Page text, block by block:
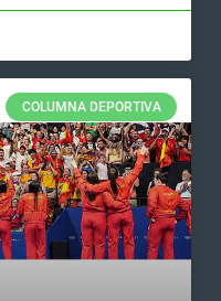
COLUMNA DEPORTIVA